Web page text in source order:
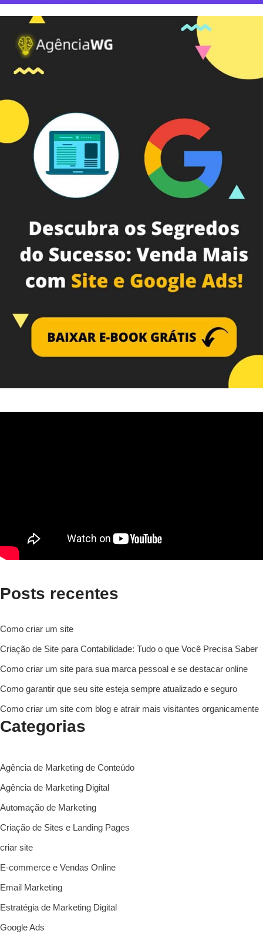
Posts recentes
Como criar um site
Criação de Site para Contabilidade: Tudo o que Você Precisa Saber
Como criar um site para sua marca pessoal e se destacar online
Como garantir que seu site esteja sempre atualizado e seguro
Como criar um site com blog e atrair mais visitantes organicamente
Categorias
Agência de Marketing de Conteúdo
Agência de Marketing Digital
Automação de Marketing
Criação de Sites e Landing Pages
criar site
E-commerce e Vendas Online
Email Marketing
Estratégia de Marketing Digital
Google Ads